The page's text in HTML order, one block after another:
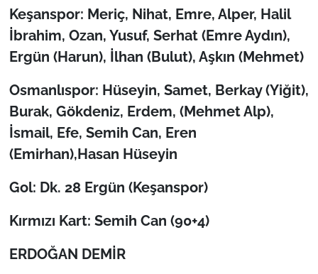
Keşanspor: Meriç, Nihat, Emre, Alper, Halil
İbrahim, Ozan, Yusuf, Serhat (Emre Aydın),
Ergün (Harun), İlhan (Bulut), Aşkın (Mehmet)
Osmanlıspor: Hüseyin, Samet, Berkay (Yiğit),
Burak, Gökdeniz, Erdem, (Mehmet Alp),
İsmail, Efe, Semih Can, Eren
(Emirhan),Hasan Hüseyin
Gol: Dk. 28 Ergün (Keşanspor)
Kırmızı Kart: Semih Can (90+4)
ERDOĞAN DEMİR
KIRKLARELİ
ÇANAKKALE
TÜRKİYE
Bölge
Politika